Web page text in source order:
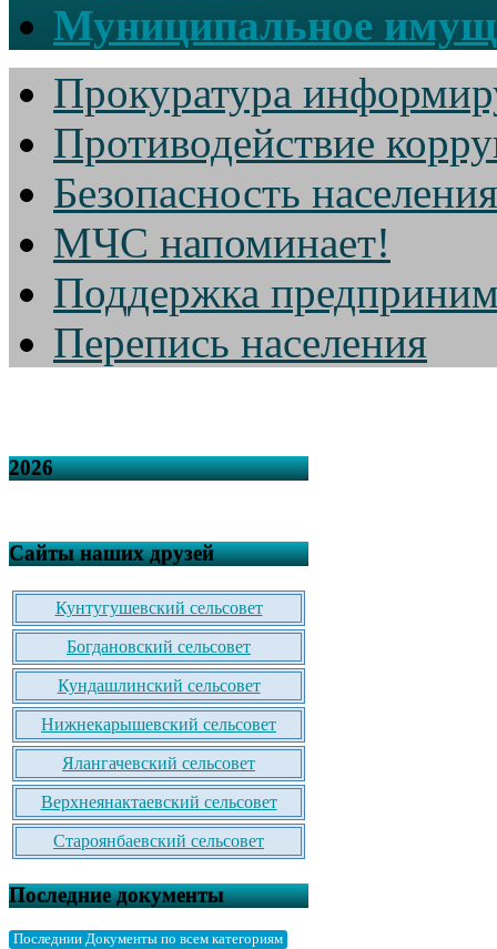
Муниципальное
Прокуратура
Противодействие
Безопасность населения
МЧС напоминает!
Поддержка
Перепись населения
2026
Сайты наших друзей
Кунтугушевский сельсовет
Богдановский сельсовет
Кундашлинский сельсовет
Нижнекарышевский сельсовет
Ялангачевский сельсовет
Верхнеянактаевский сельсовет
Староянбаевский сельсовет
Последние документы
Последнии Документы по всем категориям